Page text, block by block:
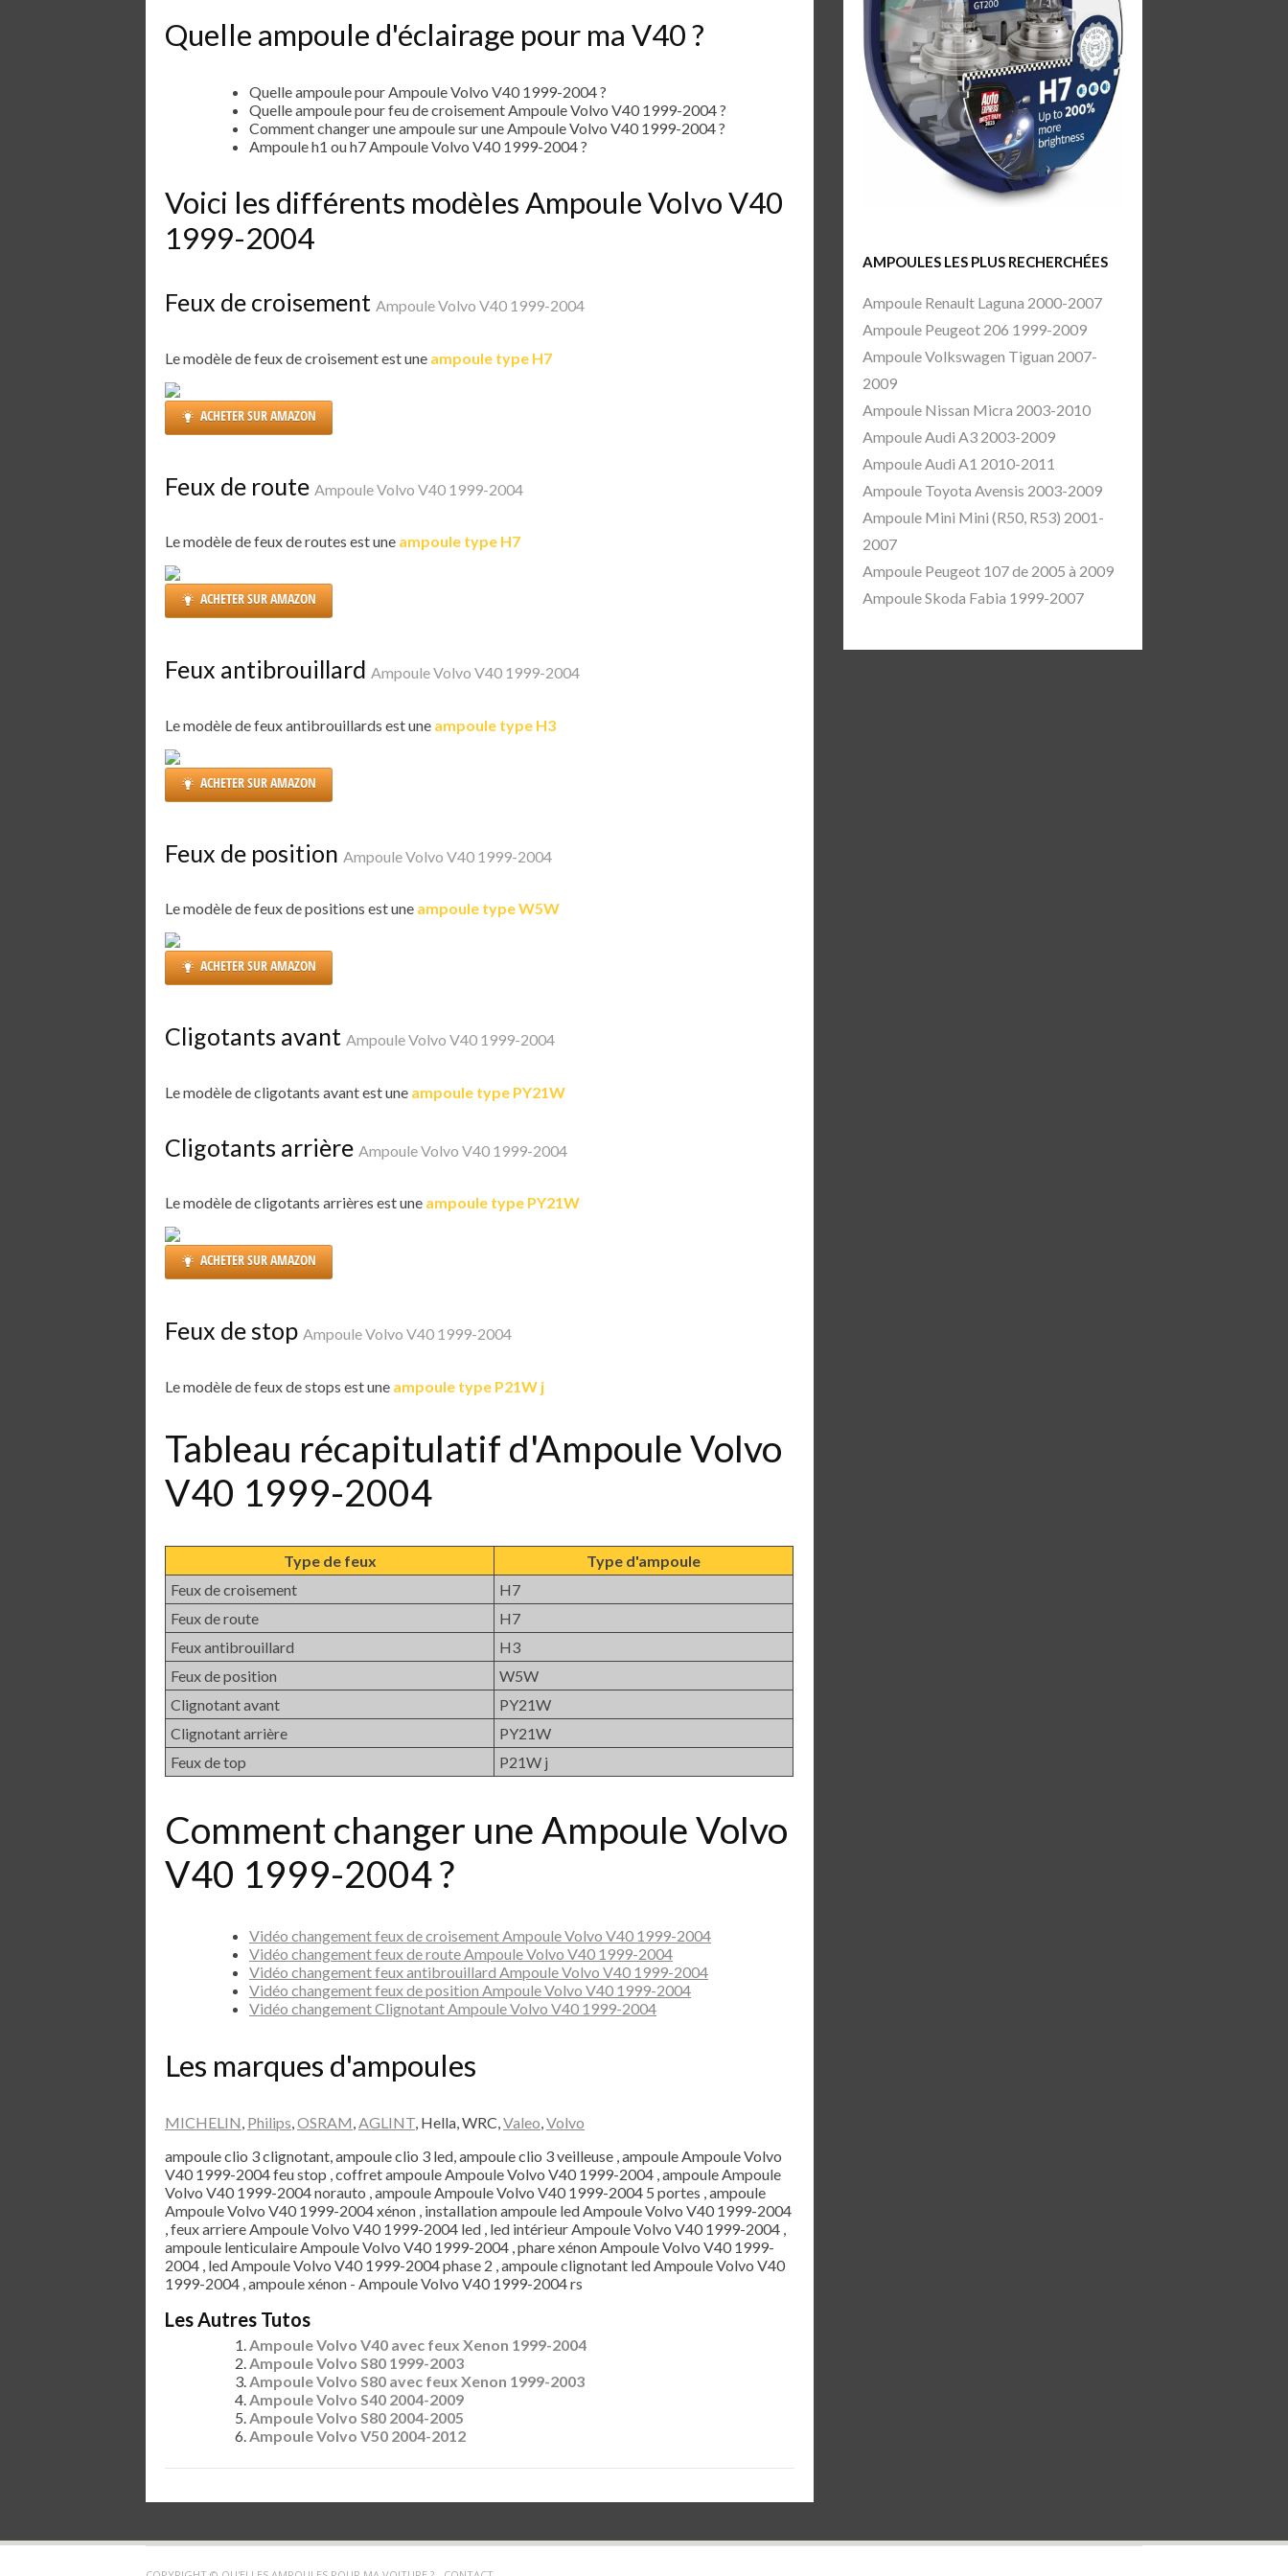
Quelle ampoule d'éclairage pour ma V40 ?
Quelle ampoule pour Ampoule Volvo V40 1999-2004 ?
Quelle ampoule pour feu de croisement Ampoule Volvo V40 1999-2004 ?
Comment changer une ampoule sur une Ampoule Volvo V40 1999-2004 ?
Ampoule h1 ou h7 Ampoule Volvo V40 1999-2004 ?
Voici les différents modèles Ampoule Volvo V40
1999-2004
Feux de croisement Ampoule Volvo V40 1999-2004
Le modèle de feux de croisement est une ampoule type H7
ACHETER SUR AMAZON
Feux de route Ampoule Volvo V40 1999-2004
Le modèle de feux de routes est une ampoule type H7
ACHETER SUR AMAZON
Feux antibrouillard Ampoule Volvo V40 1999-2004
Le modèle de feux antibrouillards est une ampoule type H3
ACHETER SUR AMAZON
Feux de position Ampoule Volvo V40 1999-2004
Le modèle de feux de positions est une ampoule type W5W
ACHETER SUR AMAZON
Cligotants avant Ampoule Volvo V40 1999-2004
Le modèle de cligotants avant est une ampoule type PY21W
Cligotants arrière Ampoule Volvo V40 1999-2004
Le modèle de cligotants arrières est une ampoule type PY21W
ACHETER SUR AMAZON
Feux de stop Ampoule Volvo V40 1999-2004
Le modèle de feux de stops est une ampoule type P21W j
Tableau récapitulatif d'Ampoule Volvo
V40 1999-2004
Type de feux
Type d'ampoule
Feux de croisement
H7
Feux de route
H7
Feux antibrouillard
H3
Feux de position
W5W
Clignotant avant
PY21W
Clignotant arrière
PY21W
Feux de top
P21W j
Comment changer une Ampoule Volvo
V40 1999-2004 ?
Vidéo changement feux de croisement Ampoule Volvo V40 1999-2004
Vidéo changement feux de route Ampoule Volvo V40 1999-2004
Vidéo changement feux antibrouillard Ampoule Volvo V40 1999-2004
Vidéo changement feux de position Ampoule Volvo V40 1999-2004
Vidéo changement Clignotant Ampoule Volvo V40 1999-2004
Les marques d'ampoules
MICHELIN, Philips,OSRAM,AGLINT, Hella, WRC,Valeo,Volvo
ampoule clio 3 clignotant, ampoule clio 3 led, ampoule clio 3 veilleuse , ampoule Ampoule Volvo
V40 1999-2004 feu stop , coffret ampoule Ampoule Volvo V40 1999-2004 , ampoule Ampoule
Volvo V40 1999-2004 norauto , ampoule Ampoule Volvo V40 1999-2004 5 portes , ampoule
Ampoule Volvo V40 1999-2004 xénon , installation ampoule led Ampoule Volvo V40 1999-2004
, feux arriere Ampoule Volvo V40 1999-2004 led , led intérieur Ampoule Volvo V40 1999-2004 ,
ampoule lenticulaire Ampoule Volvo V40 1999-2004 , phare xénon Ampoule Volvo V40 1999-
2004 , led Ampoule Volvo V40 1999-2004 phase 2 , ampoule clignotant led Ampoule Volvo V40
1999-2004 , ampoule xénon - Ampoule Volvo V40 1999-2004 rs
Les Autres Tutos
Ampoule Volvo V40 avec feux Xenon 1999-2004
Ampoule Volvo S80 1999-2003
Ampoule Volvo S80 avec feux Xenon 1999-2003
Ampoule Volvo S40 2004-2009
Ampoule Volvo S80 2004-2005
Ampoule Volvo V50 2004-2012
AMPOULES LES PLUS RECHERCHÉES
Ampoule Renault Laguna 2000-2007
Ampoule Peugeot 206 1999-2009
Ampoule Volkswagen Tiguan 2007-
2009
Ampoule Nissan Micra 2003-2010
Ampoule Audi A3 2003-2009
Ampoule Audi A1 2010-2011
Ampoule Toyota Avensis 2003-2009
Ampoule Mini Mini (R50, R53) 2001-
2007
Ampoule Peugeot 107 de 2005 à 2009
Ampoule Skoda Fabia 1999-2007